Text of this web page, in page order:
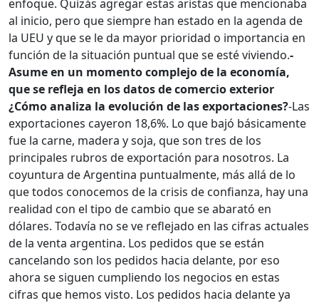
enfoque. Quizás agregar estas aristas que mencionaba
al inicio, pero que siempre han estado en la agenda de
la UEU y que se le da mayor prioridad o importancia en
función de la situación puntual que se esté viviendo.-
Asume en un momento complejo de la economía,
que se refleja en los datos de comercio exterior
¿Cómo analiza la evolución de las exportaciones?-Las
exportaciones cayeron 18,6%. Lo que bajó básicamente
fue la carne, madera y soja, que son tres de los
principales rubros de exportación para nosotros. La
coyuntura de Argentina puntualmente, más allá de lo
que todos conocemos de la crisis de confianza, hay una
realidad con el tipo de cambio que se abarató en
dólares. Todavía no se ve reflejado en las cifras actuales
de la venta argentina. Los pedidos que se están
cancelando son los pedidos hacia delante, por eso
ahora se siguen cumpliendo los negocios en estas
cifras que hemos visto. Los pedidos hacia delante ya